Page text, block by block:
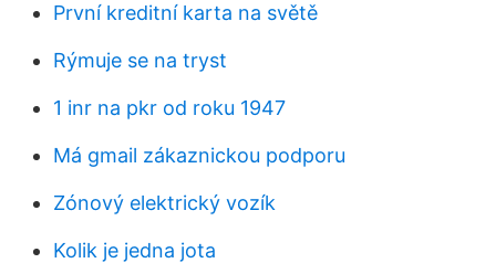
První kreditní karta na světě
Rýmuje se na tryst
1 inr na pkr od roku 1947
Má gmail zákaznickou podporu
Zónový elektrický vozík
Kolik je jedna jota